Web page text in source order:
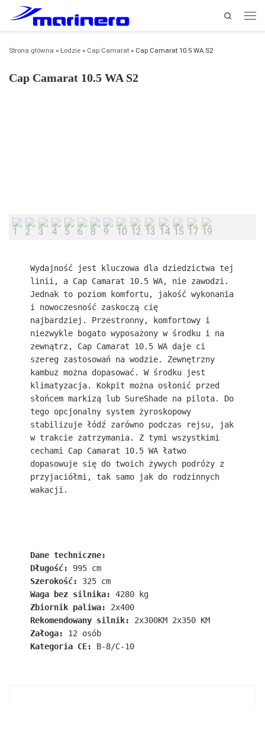
Przejdź do treści
Search
Strona główna » Łodzie » Cap Camarat » Cap Camarat 10.5 WA S2
Cap Camarat 10.5 WA S2
Wydajność jest kluczowa dla dziedzictwa tej
linii, a Cap Camarat 10.5 WA, nie zawodzi.
Jednak to poziom komfortu, jakość wykonania
i nowoczesność zaskoczą cię
najbardziej. Przestronny, komfortowy i
niezwykle bogato wyposażony w środku i na
zewnątrz, Cap Camarat 10.5 WA daje ci
szereg zastosowań na wodzie. Zewnętrzny
kambuz można dopasować. W środku jest
klimatyzacja. Kokpit można osłonić przed
słońcem markizą lub SureShade na pilota. Do
tego opcjonalny system żyroskopowy
stabilizuje łódź zarówno podczas rejsu, jak
w trakcie zatrzymania. Z tymi wszystkimi
cechami Cap Camarat 10.5 WA łatwo
dopasowuje się do twoich żywych podróży z
przyjaciółmi, tak samo jak do rodzinnych
wakacji.
Dane techniczne:
Długość:
995 cm
Szerokość:
325 cm
Waga bez silnika:
4280 kg
Zbiornik paliwa:
2x400
Rekomendowany silnik:
2x300KM 2x350 KM
Załoga:
12 osób
Kategoria CE:
B-8/C-10